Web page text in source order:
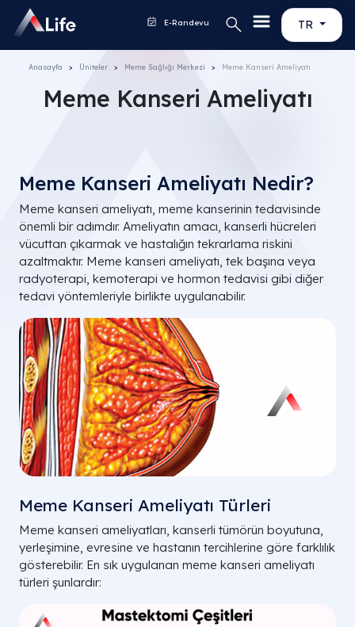
TR
E-Randevu
Anasayfa Üniteler Meme Sağlığı Merkezi Meme Kanseri Ameliyatı
Meme Kanseri Ameliyatı
Meme Kanseri Ameliyatı Nedir?
Meme kanseri ameliyatı, meme kanserinin tedavisinde
önemli bir adımdır. Ameliyatın amacı, kanserli hücreleri
vücuttan çıkarmak ve hastalığın tekrarlama riskini
azaltmaktır. Meme kanseri ameliyatı, tek başına veya
radyoterapi, kemoterapi ve hormon tedavisi gibi diğer
tedavi yöntemleriyle birlikte uygulanabilir.
Meme Kanseri Ameliyatı Türleri
Meme kanseri ameliyatları, kanserli tümörün boyutuna,
yerleşimine, evresine ve hastanın tercihlerine göre farklılık
gösterebilir. En sık uygulanan meme kanseri ameliyatı
türleri şunlardır: